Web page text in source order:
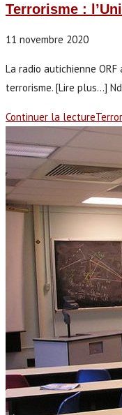
Terrorisme :
11 novembre 2020
La radio autichienne
terrorisme. [Lire plus...]
Continuer la lecture